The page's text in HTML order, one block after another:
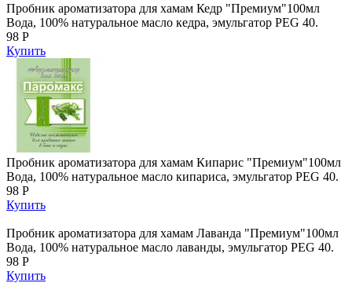
Пробник ароматизатора для хамам Кедр "Премиум"100мл
Вода, 100% натуральное масло кедра, эмульгатор PEG 40.
98 Р
Купить
Пробник ароматизатора для хамам Кипарис "Премиум"100мл
Вода, 100% натуральное масло кипариса, эмульгатор PEG 40.
98 Р
Купить
Пробник ароматизатора для хамам Лаванда "Премиум"100мл
Вода, 100% натуральное масло лаванды, эмульгатор PEG 40.
98 Р
Купить